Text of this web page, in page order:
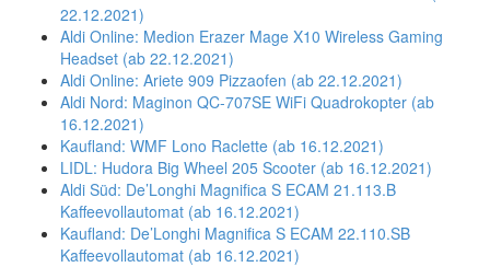
22.12.2021)
Aldi Online: Medion Erazer Mage X10 Wireless Gaming
Headset (ab 22.12.2021)
Aldi Online: Ariete 909 Pizzaofen (ab 22.12.2021)
Aldi Nord: Maginon QC-707SE WiFi Quadrokopter (ab
16.12.2021)
Kaufland: WMF Lono Raclette (ab 16.12.2021)
LIDL: Hudora Big Wheel 205 Scooter (ab 16.12.2021)
Aldi Süd: De’Longhi Magnifica S ECAM 21.113.B
Kaffeevollautomat (ab 16.12.2021)
Kaufland: De’Longhi Magnifica S ECAM 22.110.SB
Kaffeevollautomat (ab 16.12.2021)